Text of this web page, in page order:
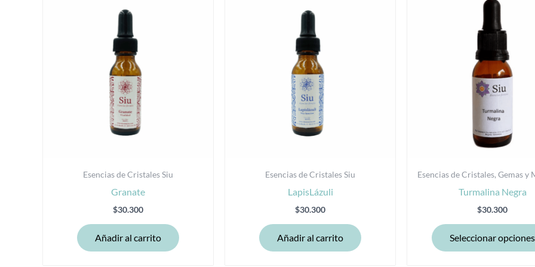
Esencias de Cristales Siu
Granate
$30.300
Añadir al carrito
Esencias de Cristales Siu
LapisLázuli
$30.300
Añadir al carrito
Esencias de Cristales, Gemas y
Turmalina Negra
$30.300
Seleccionar opciones